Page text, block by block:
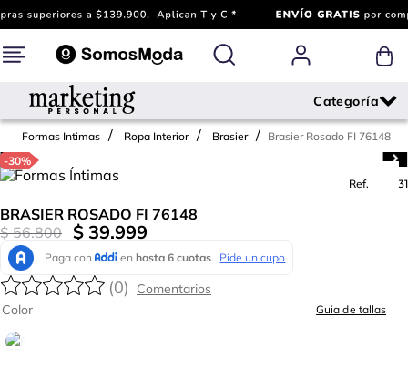
Formas Intimas Ropa Interior Brasier
Brasier Rosado FI 76148
-30%
Ref.
734031
BRASIER ROSADO FI 76148
$ 56.800 $ 39.999
(0)
Color Guia de tallas